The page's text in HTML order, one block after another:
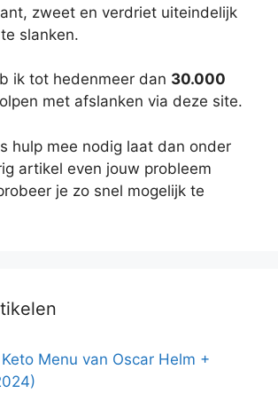
zweet en verdriet uiteindelijk
slanken.
ik tot hedenmeer dan 30.000
met afslanken via deze site.
hulp mee nodig laat dan onder
artikel even jouw probleem
je zo snel mogelijk te
Menu van Oscar Helm +